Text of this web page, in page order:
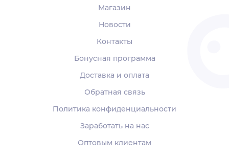
Магазин
Новости
Контакты
Бонусная программа
Доставка и оплата
Обратная связь
Политика конфиденциальности
Заработать на нас
Оптовым клиентам